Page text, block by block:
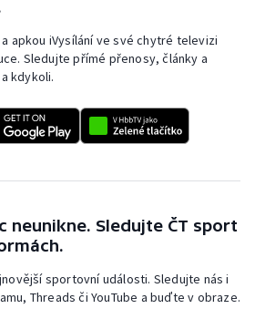
a apkou iVysílání ve své chytré televizi
Sledujte přímé přenosy, články a
kdykoli.
neunikne. Sledujte ČT sport
sportovní události. Sledujte nás i
Threads či YouTube a buďte v obraze.